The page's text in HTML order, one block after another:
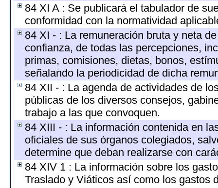
84 XI A : Se publicará el tabulador de
conformidad con la normatividad
84 XI - : La remuneración bruta y neta
confianza, de todas las percepciones,
primas, comisiones, dietas, bonos,
señalando la periodicidad de dicha
84 XII - : La agenda de actividades de
públicas de los diversos consejos,
trabajo a las que convoquen.
84 XIII - : La información contenida en
oficiales de sus órganos colegiados,
determine que deban realizarse con
84 XIV 1 : La información sobre los
Traslado y Viáticos así como los gastos